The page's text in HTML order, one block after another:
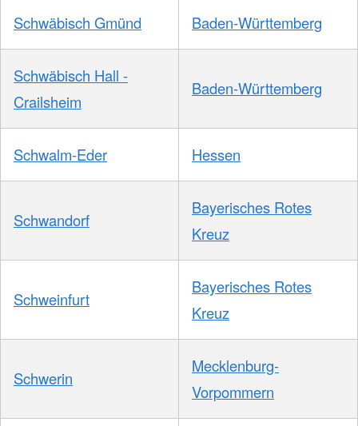
Schwäbisch Gmünd Baden-Württemberg
Schwäbisch Hall -
Crailsheim
Baden-Württemberg
Schwalm-Eder Hessen
Schwandorf
Bayerisches Rotes
Kreuz
Schweinfurt
Bayerisches Rotes
Kreuz
Schwerin
Mecklenburg-
Vorpommern